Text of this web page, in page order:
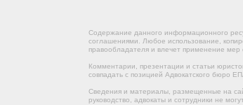
Содержание данного информационного
соглашениями. Любое использование,
правообладателя и влечет применение мер
Комментарии, презентации и статьи
совпадать с позицией Адвокатского бюро
Сведения и материалы, размещенные на
руководство, адвокаты и сотрудники не